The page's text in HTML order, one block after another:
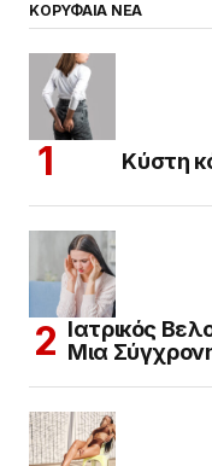
ΚΟΡΥΦΑΙΑ ΝΕΑ
Κύστη
Ιατρικός
Μια